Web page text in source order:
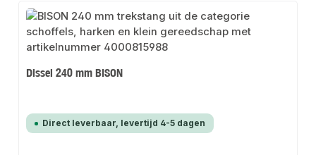
Dissel 240 mm BISON
Direct leverbaar, levertijd 4-5 dagen